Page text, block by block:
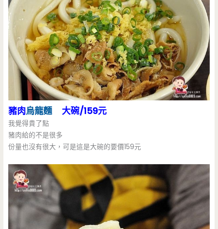
豬肉烏龍麵大碗/159元
我覺得貴了點
豬肉給的不是很多
份量也沒有很大，可是這是大碗的要價159元